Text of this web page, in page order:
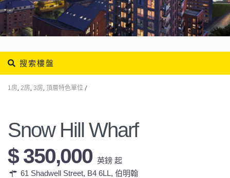
搜索樓盤
1房, 2房, 3房, 頂層特色單位 /
Snow Hill Wharf
$ 350,000 英鎊 起
61 Shadwell Street, B4 6LL, 伯明翰